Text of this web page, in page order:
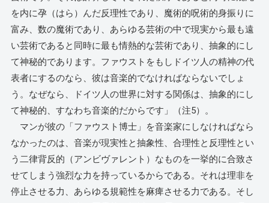
を内に孕（はら）んだ反理性であり、魔術的呪術的身振りに
富み、数の魔術であり、あらゆる芸術の中で現実から最も遠
い芸術であると同時に最も情熱的な芸術であり、抽象的にし
て神秘的であります。ファウストをもしドイツ人の精神の代
表者にするのなら、彼は音楽的でなければならないでしょ
う。なぜなら、ドイツ人の世界に対する関係は、抽象的にし
て神秘的、すなわち音楽的だからです」（注5）。
マンが彼の「ファウスト博士」を音楽家にしなければなら
なかったのは、音楽が現実性と抽象性、合理性と反理性とい
う二律背反的（アンビヴァレント）なものを一挙的に合致さ
せてしまう強烈な力を持っているからである。それは理非を
停止させる力、あらゆる規範性を麻痺させる力である。そし